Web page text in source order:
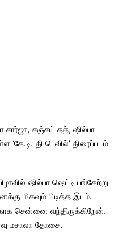
சார்ஜா, சஞ்சய் தத், ஷில்பா
‘கே.டி. தி டெவில்’ திரைப்படம்
ஷில்பா ஷெட்டி பங்கேற்று
மிகவும் பிடித்த இடம்.
சென்னை வந்திருக்கிறேன்.
மசாலா தோசை.